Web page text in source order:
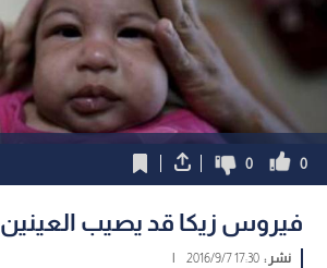
0
0
فيروس زيكا قد يصيب العينين
نشر :17:30 2016/9/7
|